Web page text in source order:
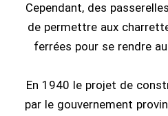
Cependant, des
de permettre aux
ferrées pour se rendre
En 1940 le projet de
par le gouvernement